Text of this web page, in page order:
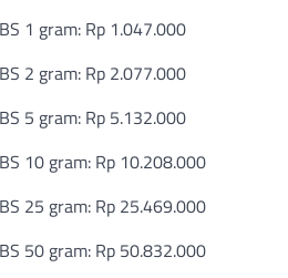
1 gram: Rp 1.047.000
2 gram: Rp 2.077.000
5 gram: Rp 5.132.000
10 gram: Rp 10.208.000
25 gram: Rp 25.469.000
50 gram: Rp 50.832.000